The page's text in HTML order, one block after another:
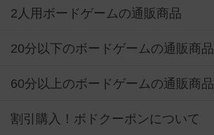
2人用ボードゲームの通販商品
20分以下のボードゲームの通販商品
60分以上のボードゲームの通販商品
割引購入！ボドクーポンについて